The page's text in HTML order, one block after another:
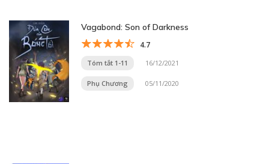
Vagabond: Son of Darkness
4.7
Tóm tắt 1-11 16/12/2021
Phụ Chương 05/11/2020